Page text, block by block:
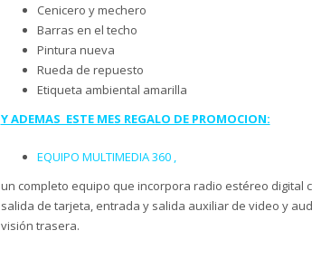
Cenicero y mechero
Barras en el techo
Pintura nueva
Rueda de repuesto
Etiqueta ambiental amarilla
Y ADEMAS ESTE MES REGALO DE PROMOCION:
EQUIPO MULTIMEDIA 360 ,
un completo equipo que incorpora radio estéreo digital
salida de tarjeta, entrada y salida auxiliar de video y
visión trasera.